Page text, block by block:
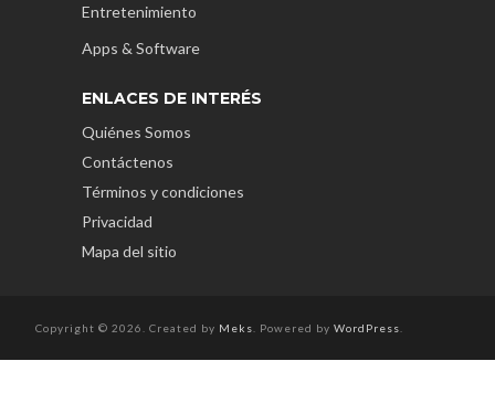
Entretenimiento
Apps & Software
ENLACES DE INTERÉS
Quiénes Somos
Contáctenos
Términos y condiciones
Privacidad
Mapa del sitio
Copyright © 2026. Created by Meks . Powered by WordPress